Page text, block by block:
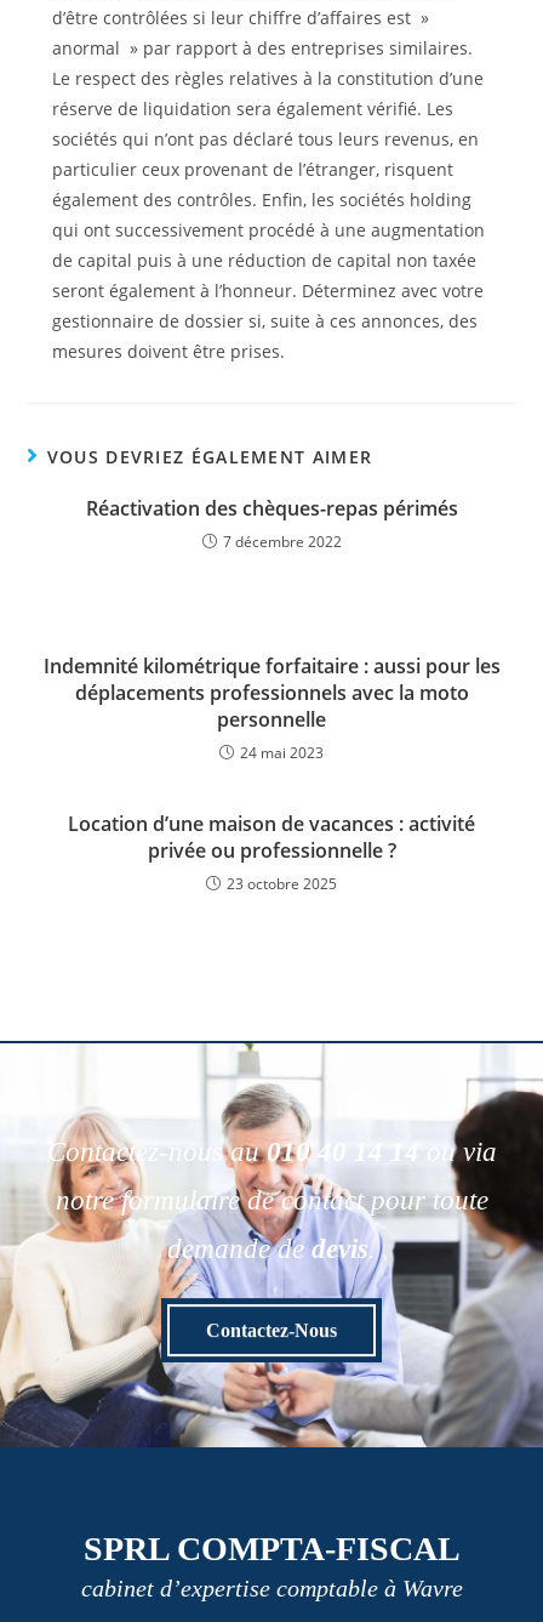
d’être contrôlées si leur chiffre d’affaires est »
anormal » par rapport à des entreprises similaires.
Le respect des règles relatives à la constitution d’une
réserve de liquidation sera également vérifié. Les
sociétés qui n’ont pas déclaré tous leurs revenus, en
particulier ceux provenant de l’étranger, risquent
également des contrôles. Enfin, les sociétés holding
qui ont successivement procédé à une augmentation
de capital puis à une réduction de capital non taxée
seront également à l’honneur. Déterminez avec votre
gestionnaire de dossier si, suite à ces annonces, des
mesures doivent être prises.
VOUS DEVRIEZ ÉGALEMENT AIMER
Réactivation des chèques-repas périmés
7 décembre 2022
Indemnité kilométrique forfaitaire : aussi pour les
déplacements professionnels avec la moto
personnelle
24 mai 2023
Location d’une maison de vacances : activité
privée ou professionnelle ?
23 octobre 2025
Contactez-nous au010 40 14 14
ou via
notre formulaire de contact pour toute
demande de devis.
Contactez-Nous
SPRL COMPTA-FISCAL
cabinet d’expertise comptable à Wavre